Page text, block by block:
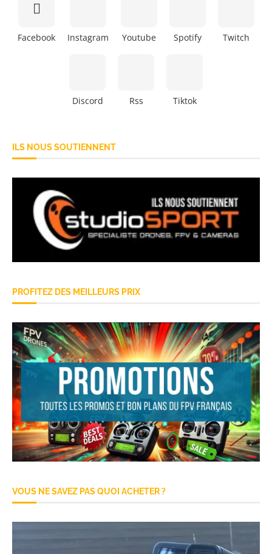
Facebook Instagram Youtube Spotify Twitch
Discord Rss Tiktok
ILS NOUS SOUTIENNENT
PROFITEZ DES MEILLEURS PRIX
VOUS NE SAVEZ PAS QUOI ACHETER ?